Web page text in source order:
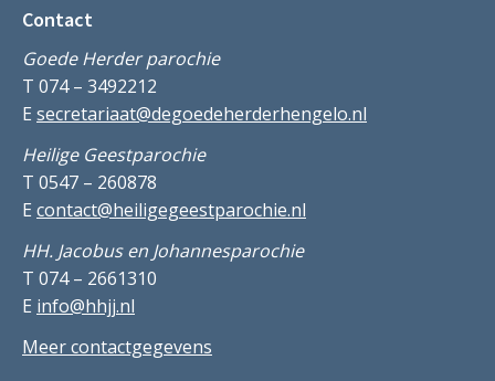
Contact
Goede Herder parochie
T 074 – 3492212
E secretariaat@degoedeherderhengelo.nl
Heilige Geestparochie
T 0547 – 260878
E contact@heiligegeestparochie.nl
HH. Jacobus en Johannesparochie
T 074 – 2661310
E info@hhjj.nl
Meer contactgegevens